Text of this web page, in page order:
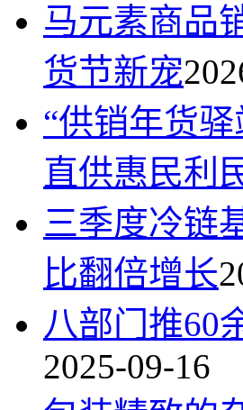
马元素商品
货节新宠
“供销年货
直供惠民利
三季度冷链
比翻倍增长
八部门推60
2025-09-16